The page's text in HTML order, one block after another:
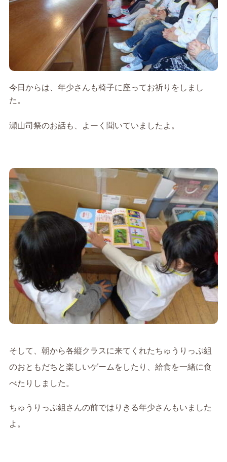
今日からは、年少さんも椅子に座ってお祈りをしまし
た。
瀬山司祭のお話も、よーく聞いていましたよ。
そして、朝から各縦クラスに来てくれたちゅうりっぷ組
のおともだちと楽しいゲームをしたり、給食を一緒に食
べたりしました。
ちゅうりっぷ組さんの前ではりきる年少さんもいました
よ。